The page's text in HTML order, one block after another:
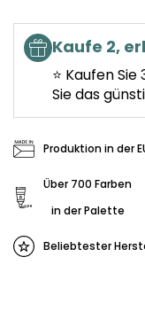
Kaufe 2,
⭐ Kaufen
Sie das
Produktion in der
Über 700 Farben
in der Palette
Beliebtester